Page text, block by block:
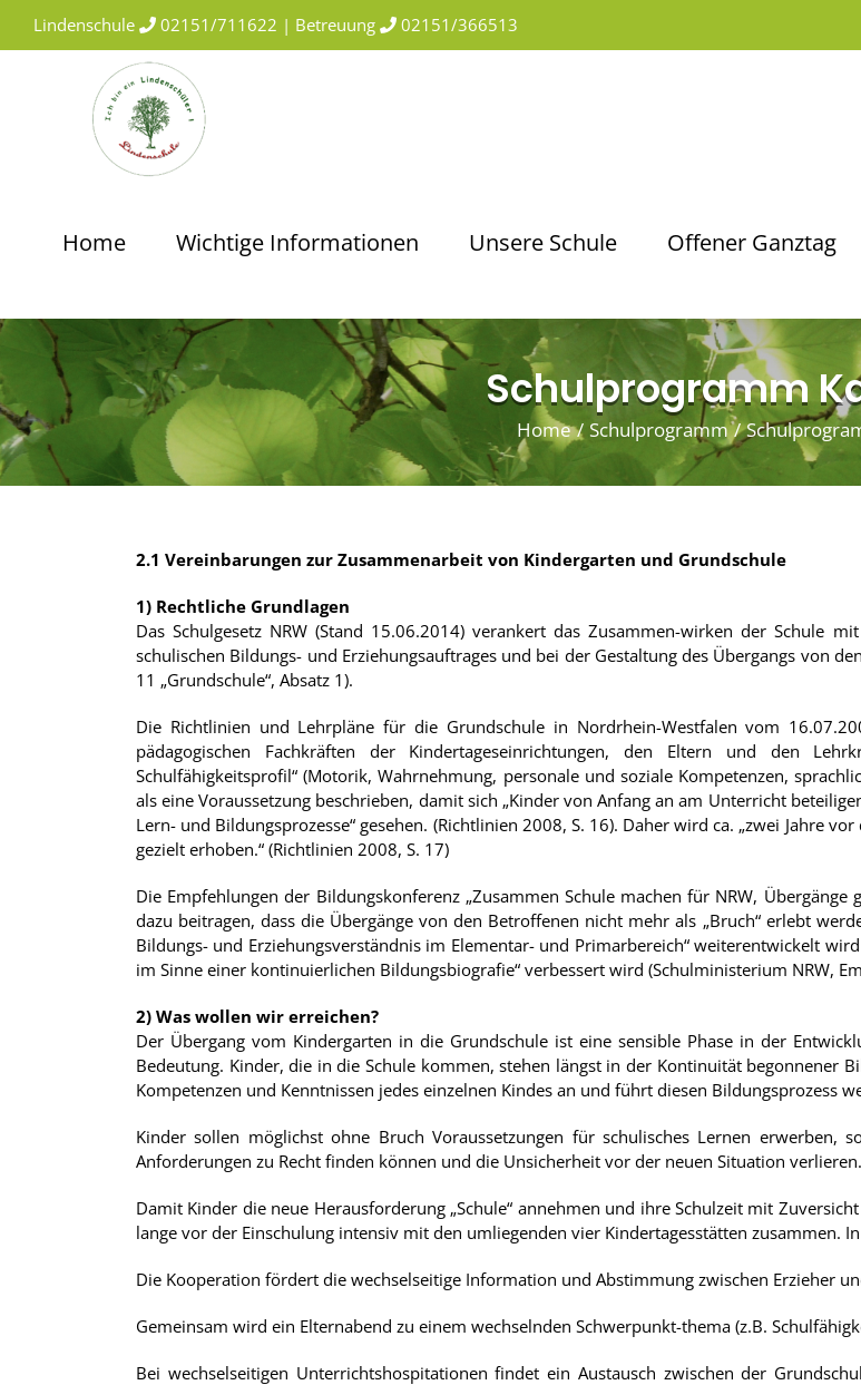
Lindenschule 02151/711622 | Betreuung 02151/366513
Home Wichtige Informationen Unsere Schule Offener Ganztag
Schulprogramm
Home / Schulprogramm /
2.1 Vereinbarungen zur Zusammenarbeit von Kindergarten und Grundschule
1) Rechtliche Grundlagen
Das Schulgesetz NRW (Stand 15.06.2014) verankert das Zusammen-wirken der Schule
schulischen Bildungs- und Erziehungsauftrages und bei der Gestaltung des Übergangs von
11 „Grundschule“, Absatz 1).
Die Richtlinien und Lehrpläne für die Grundschule in Nordrhein-Westfalen vom
pädagogischen Fachkräften der Kindertageseinrichtungen, den Eltern und den
Schulfähigkeitsprofil“ (Motorik, Wahrnehmung, personale und soziale Kompetenzen,
als eine Voraussetzung beschrieben, damit sich „Kinder von Anfang an am Unterricht
Lern- und Bildungsprozesse“ gesehen. (Richtlinien 2008, S. 16). Daher wird ca. „zwei Jahre
gezielt erhoben.“ (Richtlinien 2008, S. 17)
Die Empfehlungen der Bildungskonferenz „Zusammen Schule machen für NRW,
dazu beitragen, dass die Übergänge von den Betroffenen nicht mehr als „Bruch“ erlebt
Bildungs- und Erziehungsverständnis im Elementar- und Primarbereich“ weiterentwickelt
im Sinne einer kontinuierlichen Bildungsbiografie“ verbessert wird (Schulministerium NRW,
2) Was wollen wir erreichen?
Der Übergang vom Kindergarten in die Grundschule ist eine sensible Phase in der
Bedeutung. Kinder, die in die Schule kommen, stehen längst in der Kontinuität begonnener
Kompetenzen und Kenntnissen jedes einzelnen Kindes an und führt diesen Bildungsprozess
Kinder sollen möglichst ohne Bruch Voraussetzungen für schulisches Lernen erwerben,
Anforderungen zu Recht finden können und die Unsicherheit vor der neuen Situation verlieren.
Damit Kinder die neue Herausforderung „Schule“ annehmen und ihre Schulzeit mit
lange vor der Einschulung intensiv mit den umliegenden vier Kindertagesstätten zusammen.
Die Kooperation fördert die wechselseitige Information und Abstimmung zwischen Erzieher
Gemeinsam wird ein Elternabend zu einem wechselnden Schwerpunkt-thema (z.B.
Bei wechselseitigen Unterrichtshospitationen findet ein Austausch zwischen der